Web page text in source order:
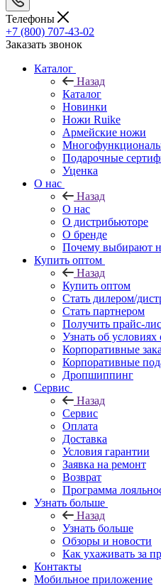
Телефоны
+7 (800) 707-43-02
Заказать звонок
Каталог
Назад
Каталог
Новинки
Ножи Ruike
Армейские ножи
Подарочные
Уценка
О нас
Назад
О нас
О дистрибьюторе
О бренде
Почему выбирают
Купить оптом
Назад
Купить оптом
Стать дилером/
Стать партнером
Получить прайс-
Узнать об условиях
Корпоративные
Корпоративные
Дропшиппинг
Сервис
Назад
Сервис
Оплата
Доставка
Условия гарантии
Заявка на ремонт
Возврат
Программа
Узнать больше
Назад
Узнать больше
Обзоры и новости
Как ухаживать за
Контакты
Мобильное приложение